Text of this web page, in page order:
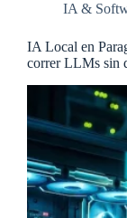
IA &
IA Local en
correr LLMs sin